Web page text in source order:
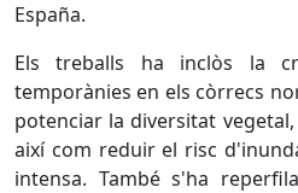
España.
Els treballs ha inclòs la
temporànies en els còrrecs
potenciar la diversitat
així com reduir el risc
intensa. També s'ha